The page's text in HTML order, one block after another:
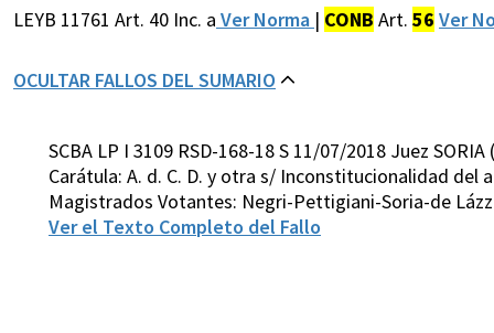
LEYB 11761 Art. 40 Inc. a Ver Norma | CONB Art. 56 Ver
OCULTAR FALLOS DEL SUMARIO
SCBA LP I 3109 RSD-168-18 S 11/07/2018 Juez SORIA
Carátula: A. d. C. D. y otra s/ Inconstitucionalidad del
Magistrados Votantes: Negri-Pettigiani-Soria-de
Ver el Texto Completo del Fallo